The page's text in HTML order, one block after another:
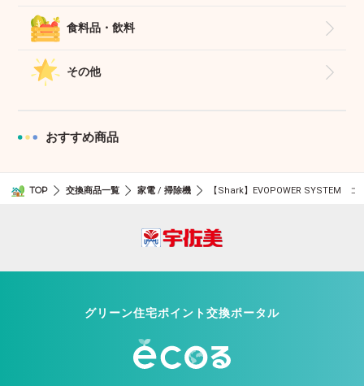
食料品・飲料
その他
おすすめ商品
TOP 交換商品一覧 家電 /掃除機 【Shark】EVOPOWER SYSTEM
グリーン住宅ポイント交換ポータル